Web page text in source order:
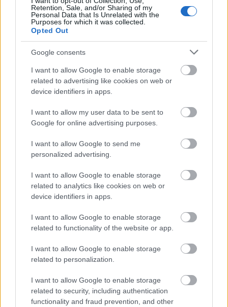
Retention, Sale, and/or Sharing of my
Personal Data that Is Unrelated with the
Purposes for which it was collected.
Opted Out
Google consents
I want to allow Google to enable storage
related to advertising like cookies on web or
device identifiers in apps.
I want to allow my user data to be sent to
Google for online advertising purposes.
I want to allow Google to send me
personalized advertising.
I want to allow Google to enable storage
related to analytics like cookies on web or
device identifiers in apps.
I want to allow Google to enable storage
related to functionality of the website or app.
I want to allow Google to enable storage
related to personalization.
I want to allow Google to enable storage
related to security, including authentication
functionality and fraud prevention, and other
– És puszit is kapnának!
–Jaj de jó!
– Van, akit le is smárolnék, ami azt illeti.
–Nem mondom meg. Ki kell találnod.
– Hát – lassan mondja. – Szerintem tudom, kiről van
szó. Az biztos, hogy visszacsókolna.
–Úgy imádlak.
mintha biztos akarna lenni benne.
–
sarkuknál találkoznak. Fekvő nyolcas, csak szögletes.
–Na menjél.